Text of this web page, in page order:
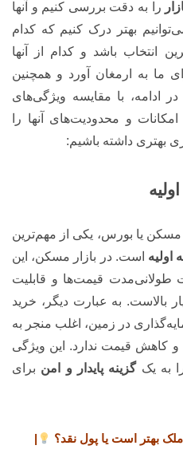
را به دقت بررسی کنیم و آنها
بهتر درک کنیم که کدام
انتخاب باشد و کدام از آنها
ما به ارمغان آورد و همچنین
ادامه، با مقایسه ویژگی‌های
و محدودیت‌های آنها را
بهتری داشته باشیم:
مسکن یا بورس، یکی از مهم‌ترین
اولیه است. در بازار مسکن، این
طولانی‌مدت قیمت‌ها و قابلیت
بالاست. به عبارت دیگر، خرید
در زمین، اغلب منجر به
کاهش قیمت ندارد. این ویژگی
به یکگزینه پایدار و امن برای
بهتر است یا پول نقد؟
|